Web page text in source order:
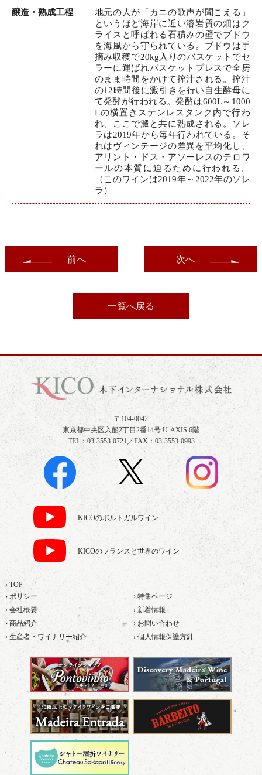
醸造・熟成工程
地元の人が「カニの歌声が聞こえる」
というほど海岸に近い溶岩質の畑はク
ライスと呼ばれる石積みの壁でブドウ
を海風から守られている。ブドウは手
摘み収穫で20kg入りのバスケットでセ
ラーに運ばれバスケットプレスで全房
のまま時間をかけて搾汁される。搾汁
の12時間後に澱引きを行い自生酵母に
て発酵が行われる。発酵は600L～1000
Lの横置きステンレスタンク内で行わ
れ、ここで澱と共に熟成される。ソレ
ラは2019年から毎年行われている。そ
れはヴィンテージの差異を平均化し、
アリント・ドス・アソーレスのテロワ
ールの本質に迫るために行われる。
（このワインは2019年～2022年のソレ
ラ）
前へ
一覧へ戻る
次へ
〒104-0042
東京都中央区入船2丁目2番14号 U-AXIS 6階
TEL：03-3553-0721／FAX：03-3553-0993
KICOのポルトガルワイン
KICOのフランスと世界のワイン
› TOP
› ポリシー
› 特集ページ
› 会社概要
› 新着情報
› 商品紹介
› お問い合わせ
› 生産者・ワイナリー紹介
› 個人情報保護方針